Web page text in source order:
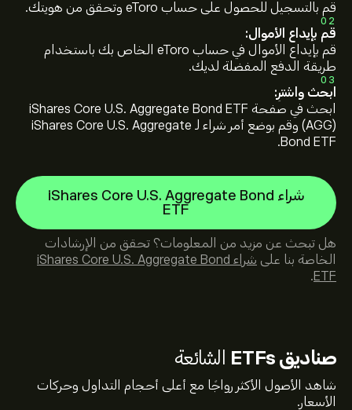
صناديق ETFs الشائعة
شاهد الأصول الأكثر رواجًا مع أعلى أحجام التداول وحركات
الأسعار.
قم بالتسجيل للحصول على حساب eToro وتحقق من هويتك.
02
قم بإيداع الأموال:
قم بإيداع الأموال في حساب eToro الخاص بك باستخدام
طريقة الدفع المفضلة لديك.
03
ابحث واشترِ:
ابحث في صفحة iShares Core U.S. Aggregate Bond ETF
(AGG) وقم بوضع أمر شراء لـ iShares Core U.S. Aggregate
Bond ETF.
شراء iShares Core U.S. Aggregate Bond
ETF
هل تبحث عن مزيد من المعلومات؟ تحقق من الإرشادات
الخاصة بنا على
شراء iShares Core U.S. Aggregate Bond
ETF
.